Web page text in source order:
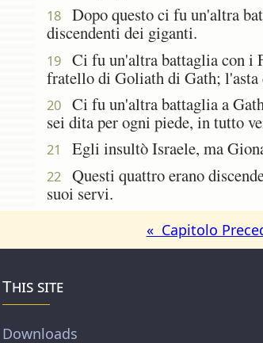
18
Dopo questo ci fu un'altra
discendenti dei giganti.
19
Ci fu un'altra battaglia con i
fratello di Goliath di Gath; l'asta
20
Ci fu un'altra battaglia a
sei dita per ogni piede, in tutto
21 Egli insultò Israele, ma
22
Questi quattro erano
suoi servi.
« Capitolo
This site
Downloads